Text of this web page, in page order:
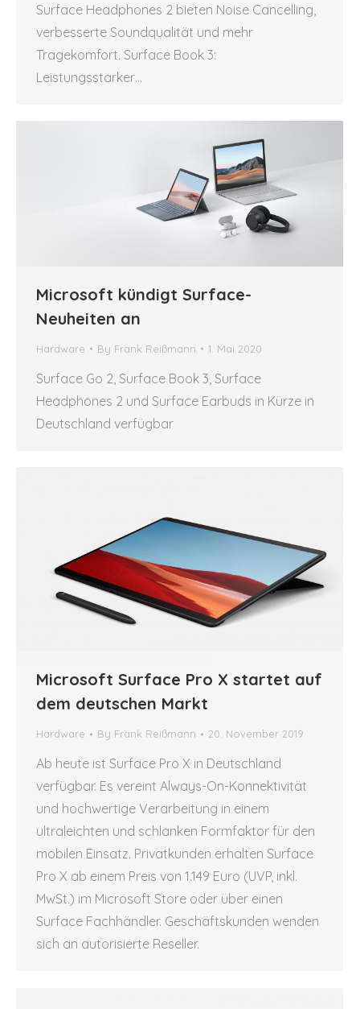
Surface Headphones 2 bieten Noise Cancelling,
verbesserte Soundqualität und mehr
Tragekomfort. Surface Book 3:
Leistungsstarker…
Microsoft kündigt Surface-
Neuheiten an
Hardware By Frank Reißmann 1. Mai 2020
Surface Go 2, Surface Book 3, Surface
Headphones 2 und Surface Earbuds in Kürze in
Deutschland verfügbar
Microsoft Surface Pro X startet auf
dem deutschen Markt
Hardware By Frank Reißmann 20. November 2019
Ab heute ist Surface Pro X in Deutschland
verfügbar. Es vereint Always-On-Konnektivität
und hochwertige Verarbeitung in einem
ultraleichten und schlanken Formfaktor für den
mobilen Einsatz. Privatkunden erhalten Surface
Pro X ab einem Preis von 1.149 Euro (UVP, inkl.
MwSt.) im Microsoft Store oder über einen
Surface Fachhändler. Geschäftskunden wenden
sich an autorisierte Reseller.